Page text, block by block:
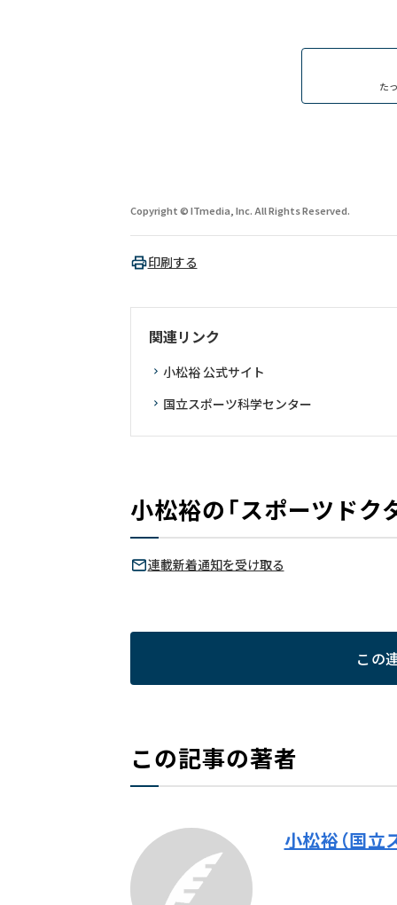
た
Copyright © ITmedia, Inc. All Rights Reserved.
印刷する
関連リンク
小松裕 公式サイト
国立スポーツ科学センター
小松裕の「スポーツドク
連載新着通知を受け取る
この
この記事の著者
小松裕（国立